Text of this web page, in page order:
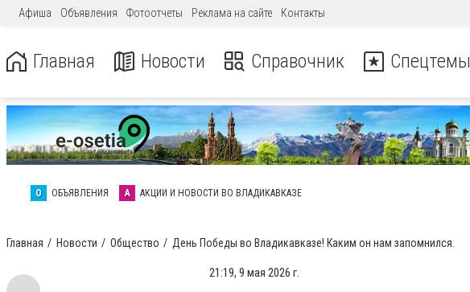
Афиша Объявления Фотоотчеты Реклама на сайте Контакты
Главная Новости Справочник Спецтемы
О ОБЪЯВЛЕНИЯ А АКЦИИ И НОВОСТИ ВО ВЛАДИКАВКАЗЕ
Главная Новости Общество День Победы во Владикавказе! Каким он нам запомнился.
21:19, 9 мая 2026 г.